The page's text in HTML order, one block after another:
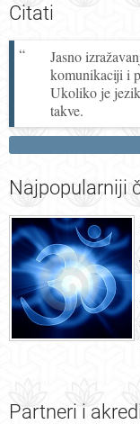
Citati
Jasno
komunikaciji i
Ukoliko je
takve.
Najpopularniji
Partneri i